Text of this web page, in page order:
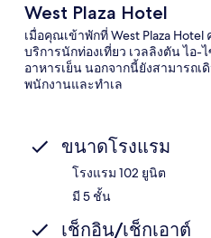
West Plaza Hotel
เมื่อคุณเข้าพักที่ West Plaza
บริการนักท่องเที่ยว เวลลิงตัน ไอ-
อาหารเย็น นอกจากนี้ยังสามารถเ
พนักงานและทำเล
ขนาดโรงแรม
โรงแรม 102 ยูนิต
มี 5 ชั้น
เช็กอิน/เช็กเอาต์